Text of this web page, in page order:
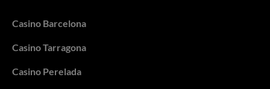
Casino Barcelona
Casino Tarragona
Casino Perelada